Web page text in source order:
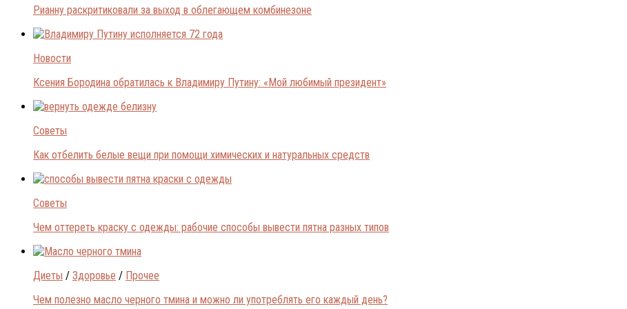
Рианну раскритиковали за выход в облегающем комбинезоне
Новости
Ксения Бородина обратилась к Владимиру Путину: «Мой любимый президент»
Советы
Как отбелить белые вещи при помощи химических и натуральных средств
Советы
Чем оттереть краску с одежды: рабочие способы вывести пятна разных типов
Диеты / Здоровье / Прочее
Чем полезно масло черного тмина и можно ли употреблять его каждый день?